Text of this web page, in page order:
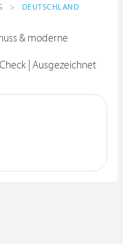
> DEUTSCHLAND
& moderne
| Ausgezeichnet